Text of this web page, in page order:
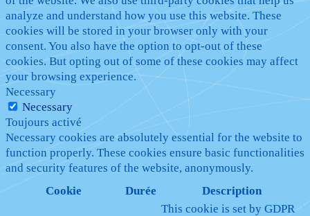
analyze and understand how you use this website. These
cookies will be stored in your browser only with your
consent. You also have the option to opt-out of these
cookies. But opting out of some of these cookies may affect
your browsing experience.
Necessary
Necessary
Toujours activé
Necessary cookies are absolutely essential for the website to
function properly. These cookies ensure basic functionalities
and security features of the website, anonymously.
Cookie
Durée Description
This cookie is set by GDPR